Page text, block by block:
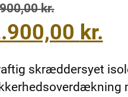
kr.
kr..
kr.
kr..
skræddersyet